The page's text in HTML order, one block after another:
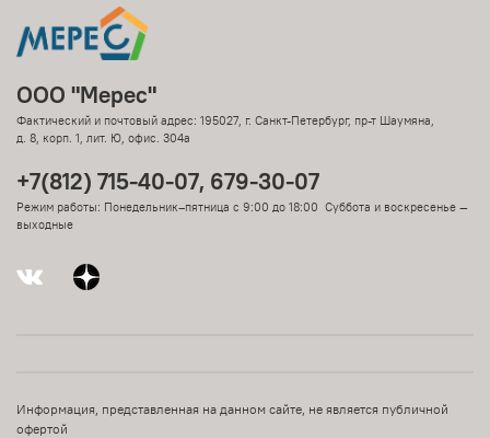
ООО "Мерес"
Фактический и почтовый адрес: 195027, г. Санкт-Петербург, пр-т Шаумяна,
д. 8, корп. 1, лит. Ю, офис. 304а
+7(812) 715-40-07, 679-30-07
Режим работы: Понедельник–пятница с 9:00 до 18:00 Суббота и воскресенье —
выходные
Информация, представленная на данном сайте, не является публичной
офертой